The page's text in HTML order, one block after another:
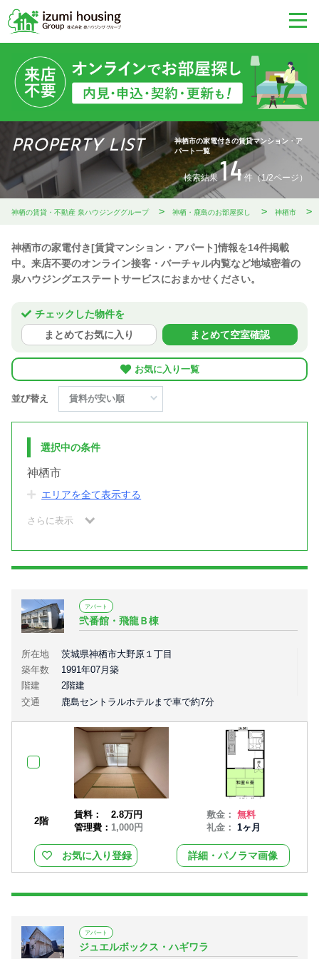
PROPERTY LIST
神栖市の家電付きの賃貸マンション・ア
パート一覧
検索結果 14件（1/2ページ）
神栖の賃貸・不動産 泉ハウジンググループ 神栖・鹿島のお部屋探し 神栖市
神栖市の家電付き[賃貸マンション・アパート]情報を14件掲載
中。来店不要のオンライン接客・バーチャル内覧など地域密着の
泉ハウジングエステートサービスにおまかせください。
チェックした物件を
まとめてお気に入り
まとめて空室確認
お気に入り一覧
並び替え
アパート
弐番館・飛龍Ｂ棟
所在地
茨城県神栖市大野原１丁目
築年数
1991年07月築
階建
2階建
交通
鹿島セントラルホテルまで車で約7分
2階
賃料：
2.8万円
管理費： 1,000円
敷金：無料
礼金：1ヶ月
お気に入り登録 詳細・パノラマ画像
アパート
ジュエルボックス・ハギワラ
選択中の条件
神栖市
エリアを全て表示する
さらに表示